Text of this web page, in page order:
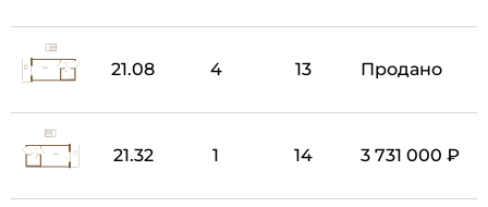
21.08 4 13 Продано
21.32 1 14 3 731 000 ₽